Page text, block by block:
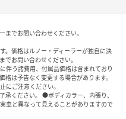
でお問い合わせください。
。価格はルノー・ディーラーが独自に決
でお問い合わせください。
伴う諸費用、付属品価格は含まれており
は予告なく変更する場合があります。
にご注意ください。
ください。 ●ボディカラー、内張り、
車と異なって見えることがありますので